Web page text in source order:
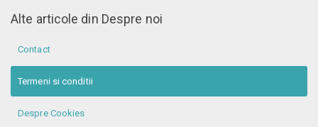
Alte articole din Despre noi
Contact
Termeni si conditii
Despre Cookies